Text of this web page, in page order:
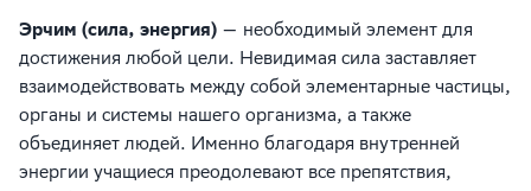
Эрчим (сила, энергия) — необходимый элемент для
достижения любой цели. Невидимая сила заставляет
взаимодействовать между собой элементарные частицы,
органы и системы нашего организма, а также
объединяет людей. Именно благодаря внутренней
энергии учащиеся преодолевают все препятствия,